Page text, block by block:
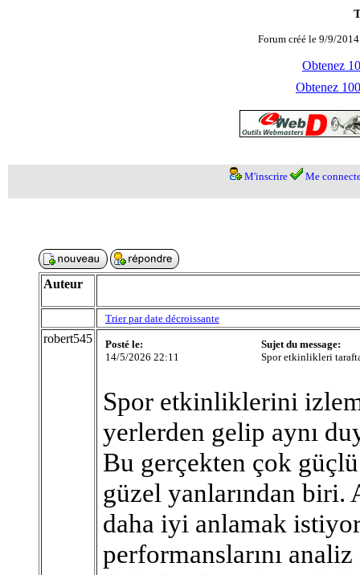
Forum créé le 9/9/
Obtenez
Obtenez
M'inscrire Me
Auteur
Trier par date décroissante
robert545
Posté le:
14/5/2026 22:11
Sujet du message:
Spor etkinlikleri
Spor etkinliklerini
yerlerden gelip aynı
Bu gerçekten çok
güzel yanlarından biri.
daha iyi anlamak
performanslarını